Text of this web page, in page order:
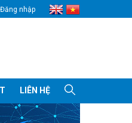
Đăng nhập
LIÊN HỆ